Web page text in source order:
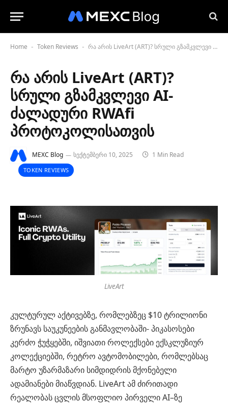
Home - Token Reviews - რა არის LiveArt (ART)? სრული გზამკვლევი AI-ძალადური RWAfi პროტოკოლისათვის
რა არის LiveArt (ART)?
სრული გზამკვლევი AI-
ძალადური RWAfi
პროტოკოლისათვის
MEXC Blog სექტემბერი 10, 2025 1 Min Read
TOKEN REVIEWS
LiveArt
კულტურულ აქტივებზე, რომლებზეც $10 ტრილიონი
ზრუნავს საუკუნეების განმავლობაში- პიკასოსები
კერძო ჭუჭყებში, იშვიათი როლექსები ექსკლუზიურ
კოლექციებში, რეტრო ავტომობილები, რომლებსაც
მარტო უზარმაზარი სიმდიდრის მქონებელი
ადამიანები მიაწვდიან. LiveArt ამ ძირითადი
რეალობას ცვლის მსოფლიო პირველი AI–ზე